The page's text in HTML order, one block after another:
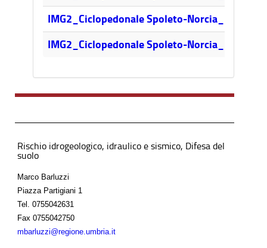
IMG2_Ciclopedonale Spoleto-
IMG2_Ciclopedonale Spoleto-
Rischio idrogeologico, idraulico e sismico, Difesa del
suolo
Marco Barluzzi
Piazza Partigiani 1
Tel. 0755042631
Fax 0755042750
mbarluzzi@regione.umbria.it